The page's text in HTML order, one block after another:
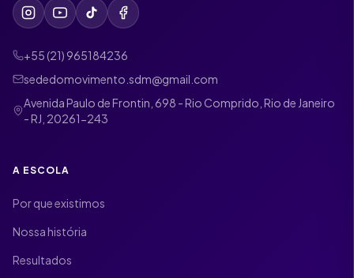
+55 (21) 965184236
sededomovimento.sdm@gmail.com
Avenida Paulo de Frontin, 698 - Rio Comprido, Rio de Janeiro
- RJ, 20261-243
A ESCOLA
Por que existimos
Nossa história
Resultados